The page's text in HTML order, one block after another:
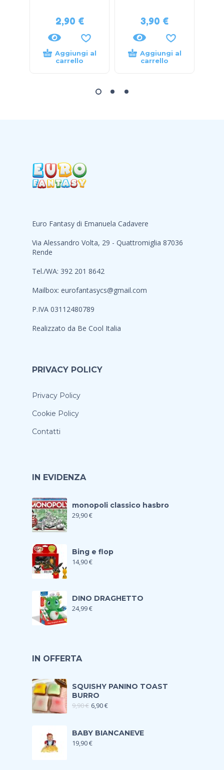
2,90 €
Aggiungi al
carrello
3,90 €
Aggiungi al
carrello
Euro Fantasy di Emanuela Cadavere
Via Alessandro Volta, 29 - Quattromiglia 87036
Rende
Tel./WA: 392 201 8642
Mailbox: eurofantasycs@gmail.com
P.IVA 03112480789
Realizzato da Be Cool Italia
PRIVACY POLICY
Privacy Policy
Cookie Policy
Contatti
IN EVIDENZA
monopoli classico hasbro
29,90€
Bing e flop
14,90€
DINO DRAGHETTO
24,99€
IN OFFERTA
SQUISHY PANINO TOAST
BURRO
9,90€ 6,90€
BABY BIANCANEVE
19,90€